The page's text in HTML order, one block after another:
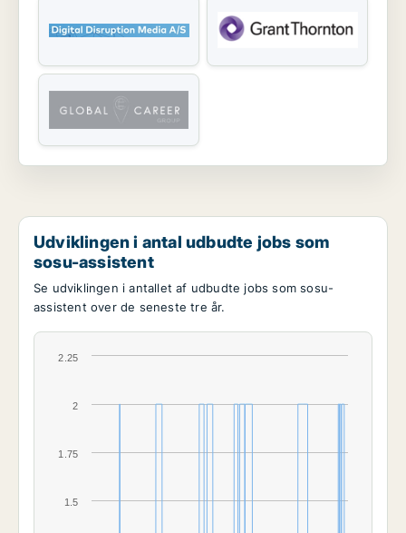
Udviklingen i antal udbudte jobs som
sosu-assistent
Se udviklingen i antallet af udbudte jobs som sosu-
assistent over de seneste tre år.
2
1.5
1.75
2.25